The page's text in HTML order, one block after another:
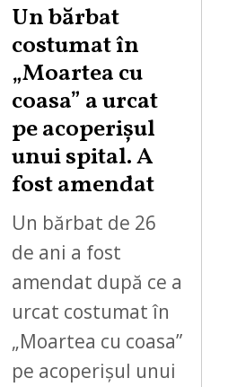
Un bărbat
costumat în
„Moartea cu
coasa” a urcat
pe acoperișul
unui spital. A
fost amendat
Un bărbat de 26
de ani a fost
amendat după ce a
urcat costumat în
„Moartea cu coasa”
pe acoperișul unui